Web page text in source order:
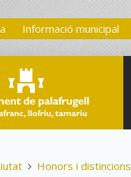
Informació municipal
Honors i distincions